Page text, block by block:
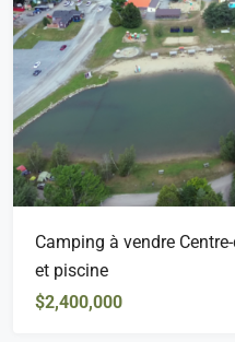
Camping à vendre
et piscine
$2,400,000